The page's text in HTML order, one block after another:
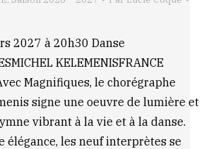
2027 à 20h30 Danse
KELEMENISFRANCE
Magnifiques, le chorégraphe
signe une oeuvre de lumière et
vibrant à la vie et à la danse.
élégance, les neuf interprètes se